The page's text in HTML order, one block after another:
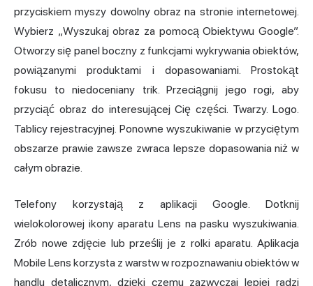
przyciskiem myszy dowolny obraz na stronie internetowej.
Wybierz „Wyszukaj obraz za pomocą Obiektywu Google”.
Otworzy się panel boczny z funkcjami wykrywania obiektów,
powiązanymi produktami i dopasowaniami. Prostokąt
fokusu to niedoceniany trik. Przeciągnij jego rogi, aby
przyciąć obraz do interesującej Cię części. Twarzy. Logo.
Tablicy rejestracyjnej. Ponowne wyszukiwanie w przyciętym
obszarze prawie zawsze zwraca lepsze dopasowania niż w
całym obrazie.
Telefony korzystają z aplikacji Google. Dotknij
wielokolorowej ikony aparatu Lens na pasku wyszukiwania.
Zrób nowe zdjęcie lub prześlij je z rolki aparatu. Aplikacja
Mobile Lens korzysta z warstw w rozpoznawaniu obiektów w
handlu detalicznym, dzięki czemu zazwyczaj lepiej radzi